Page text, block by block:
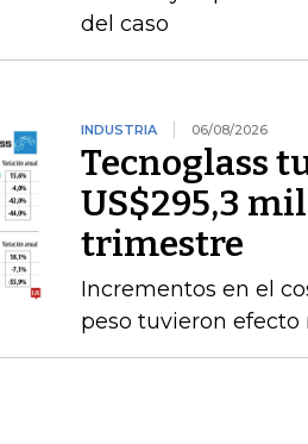
del caso
INDUSTRIA 06/08/2026
Tecnoglass
US$295,3
trimestre
Incrementos en el
peso tuvieron